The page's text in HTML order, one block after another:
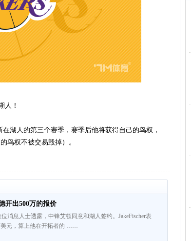
人！
人的第三个赛季，赛季后他将获得自己的鸟权，
鸟权不被交易毁掉）。
开出500万的报价
位消息人士透露，中锋艾顿同意和湖人签约。JakeFischer表
美元，算上他在开拓者的 ……